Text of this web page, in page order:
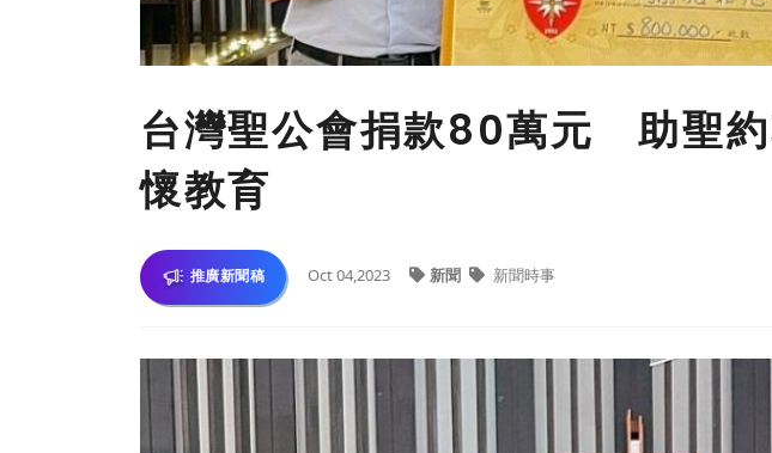
台灣聖公會捐款80萬元 助聖
懷教育
推廣新聞稿 Oct 04,2023 新聞 新聞時事